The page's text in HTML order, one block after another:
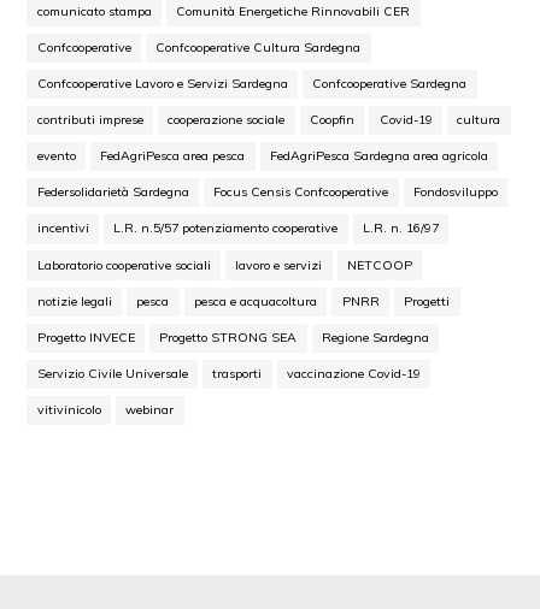
comunicato stampa Comunità Energetiche Rinnovabili CER
Confcooperative Confcooperative Cultura Sardegna
Confcooperative Lavoro e Servizi Sardegna Confcooperative Sardegna
contributi imprese cooperazione sociale Coopfin Covid-19 cultura
evento FedAgriPesca area pesca FedAgriPesca Sardegna area agricola
Federsolidarietà Sardegna Focus Censis Confcooperative Fondosviluppo
incentivi L.R. n.5/57 potenziamento cooperative L.R. n. 16/97
Laboratorio cooperative sociali lavoro e servizi NETCOOP
notizie legali pesca pesca e acquacoltura PNRR Progetti
Progetto INVECE Progetto STRONG SEA Regione Sardegna
Servizio Civile Universale trasporti vaccinazione Covid-19
vitivinicolo webinar